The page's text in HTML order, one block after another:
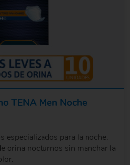
TENA Men Noche
especializados para la noche.
orina nocturnos sin manchar la